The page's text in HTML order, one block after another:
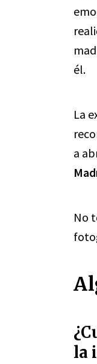
él.
La
a
No
la